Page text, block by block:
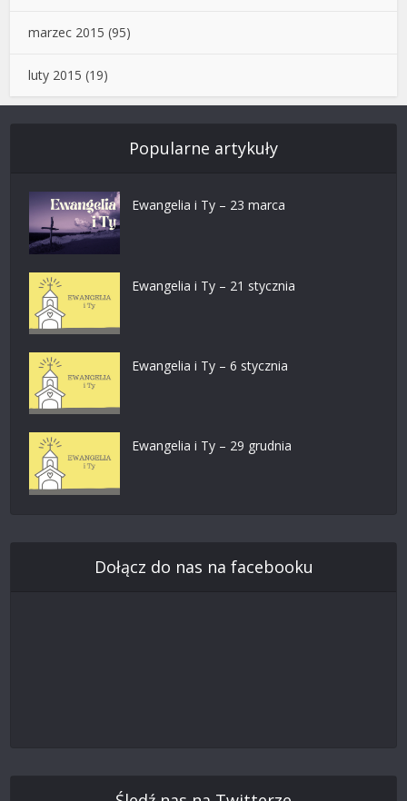
marzec 2015 (95)
luty 2015 (19)
Popularne artykuły
Ewangelia i Ty – 23 marca
Ewangelia i Ty – 21 stycznia
Ewangelia i Ty – 6 stycznia
Ewangelia i Ty – 29 grudnia
Dołącz do nas na facebooku